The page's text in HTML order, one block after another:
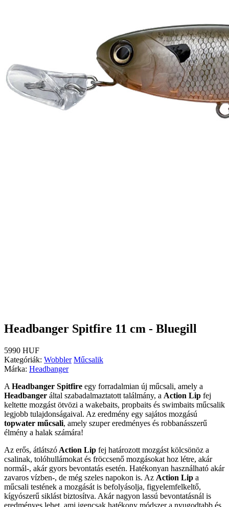
Headbanger Spitfire 11 cm - Bluegill
5990 HUF
Kategóriák: Wobbler Műcsalik
Márka: Headbanger
A Headbanger Spitfire egy forradalmian új műcsali, amely a
Headbanger által szabadalmaztatott találmány, a Action Lip fej
keltette mozgást ötvözi a wakebaits, propbaits és swimbaits műcsalik
legjobb tulajdonságaival. Az eredmény egy sajátos mozgású
topwater műcsali, amely szuper eredményes és robbanásszerű
élmény a halak számára!
Az erős, átlátszó Action Lip fej határozott mozgást kölcsönöz a
csalinak, tolóhullámokat és fröccsenő mozgásokat hoz létre, akár
normál-, akár gyors bevontatás esetén. Hatékonyan használható akár
zavaros vízben-, de még szeles napokon is. Az Action Lip a
műcsali testének a mozgását is befolyásolja, figyelemfelkeltő,
kígyószerű siklást biztosítva. Akár nagyon lassú bevontatásnál is
eredményes lehet, ami igencsak hatékony módszer a nyugodtabb és